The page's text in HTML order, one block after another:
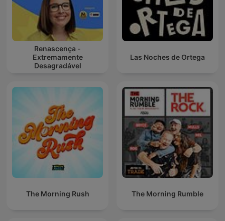
Renascença -
Extremamente
Desagradável
Las Noches de Ortega
The Morning Rush The Morning Rumble